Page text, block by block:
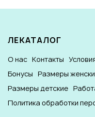
ЛЕКАТАЛОГ
О нас Контакты
Бонусы Размеры
Размеры детские
Политика обработки